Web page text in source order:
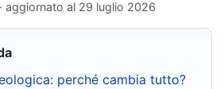
aggiornato al 29 luglio 2026
perché cambia tutto?